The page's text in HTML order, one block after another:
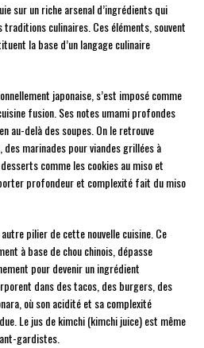
sur un riche arsenal d’ingrédients qui
culinaires. Ces éléments, souvent
la base d’un langage culinaire
japonaise, s’est imposé comme
fusion. Ses notes umami profondes
au-delà des soupes. On le retrouve
marinades pour viandes grillées à
comme les cookies au miso et
profondeur et complexité fait du miso
pilier de cette nouvelle cuisine. Ce
à base de chou chinois, dépasse
pour devenir un ingrédient
dans des tacos, des burgers, des
où son acidité et sa complexité
Le jus de kimchi (kimchi juice) est même
gardistes.